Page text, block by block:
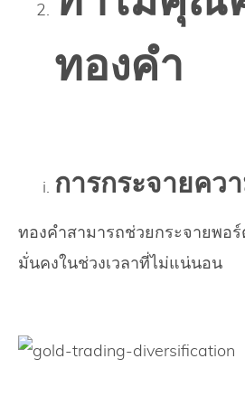
ทองคำ
การกระจายคว
ทองคำสามารถช่วยกระจายพอ
มั่นคงในช่วงเวลาที่ไม่แน่นอน